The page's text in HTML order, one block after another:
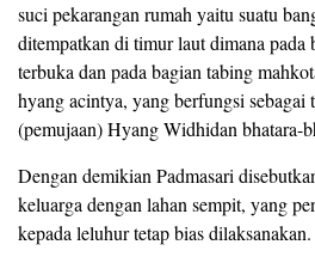
suci pekarangan rumah yaitu suatu
ditempatkan di timur laut dimana pada
terbuka dan pada bagian tabing
hyang acintya, yang berfungsi sebagai
(pemujaan) Hyang Widhidan bhatara-
Dengan demikian Padmasari
keluarga dengan lahan sempit, yang
kepada leluhur tetap bias